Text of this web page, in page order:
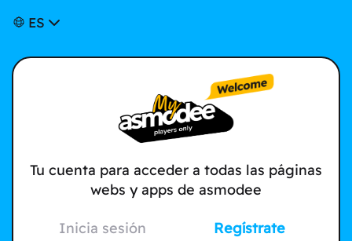
ES
Tu cuenta para acceder a todas las páginas
webs y apps de asmodee
Inicia sesión Regístrate